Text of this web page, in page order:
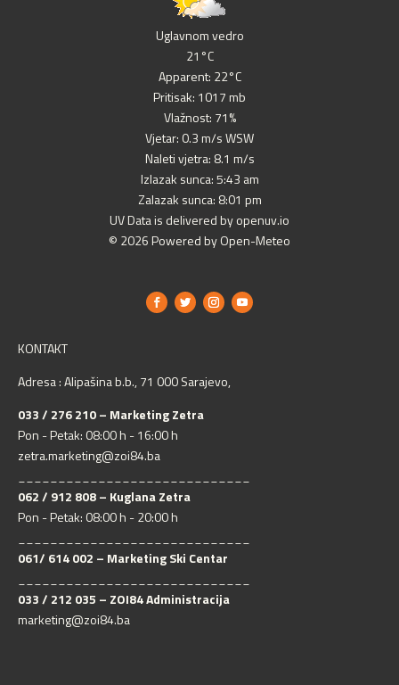
Uglavnom vedro
21°C
Apparent: 22°C
Pritisak: 1017 mb
Vlažnost: 71%
Vjetar: 0.3 m/s WSW
Naleti vjetra: 8.1 m/s
Izlazak sunca: 5:43 am
Zalazak sunca: 8:01 pm
UV Data is delivered by openuv.io
© 2026 Powered by Open-Meteo
KONTAKT
Adresa : Alipašina b.b., 71 000 Sarajevo,
033 / 276 210 – Marketing Zetra
Pon - Petak: 08:00 h - 16:00 h
zetra.marketing@zoi84.ba
062 / 912 808 – Kuglana Zetra
Pon - Petak: 08:00 h - 20:00 h
061/ 614 002 – Marketing Ski Centar
033 / 212 035 – ZOI84 Administracija
marketing@zoi84.ba